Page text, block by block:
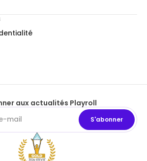
aux actualités Playroll